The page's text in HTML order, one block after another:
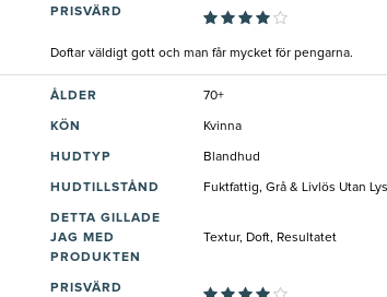
PRISVÄRD
Doftar väldigt gott och man får mycket för pengarna.
ÅLDER 70+
KÖN Kvinna
HUDTYP Blandhud
HUDTILLSTÅND Fuktfattig, Grå & Livlös Utan
DETTA GILLADE
JAG MED
PRODUKTEN
Textur, Doft, Resultatet
PRISVÄRD